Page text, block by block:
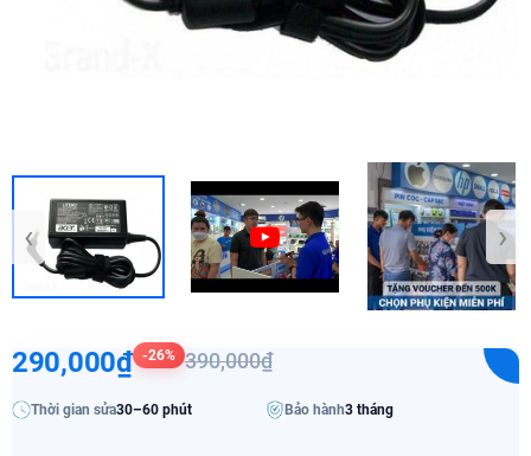
‹ ›
290,000₫ -26% 390,000₫
Thời gian sửa30–60 phút Bảo hành3 tháng